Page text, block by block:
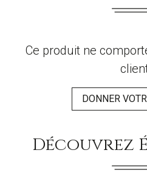
Ce produit ne
DONNER
Découvrez